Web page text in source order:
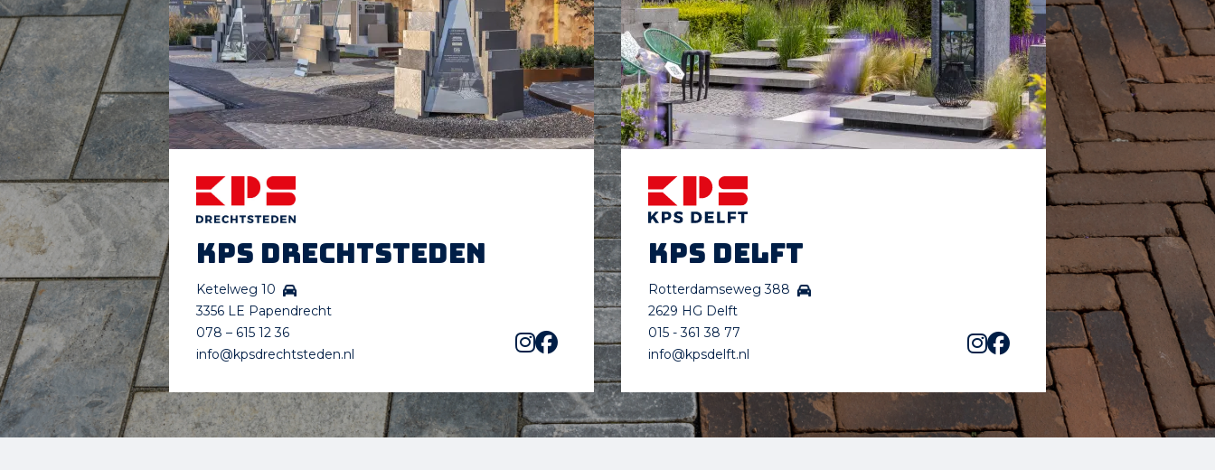
KPS Drechtsteden
Ketelweg 10
3356 LE Papendrecht
078 – 615 12 36
info@kpsdrechtsteden.nl
KPS Delft
Rotterdamseweg 388
2629 HG Delft
015 - 361 38 77
info@kpsdelft.nl